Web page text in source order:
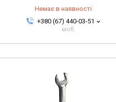
Немає в наявності
+380 (67) 440-03-51
моб.